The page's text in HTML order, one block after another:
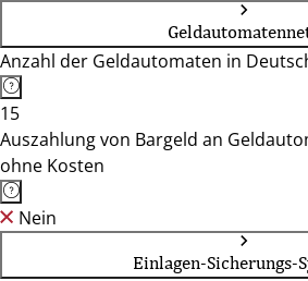
Anzahl der Geldautomaten in
15
Auszahlung von Bargeld an
ohne Kosten
Nein
Einlagen-Sicherungs-